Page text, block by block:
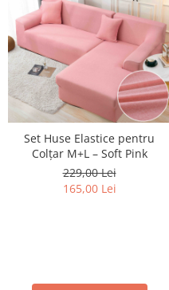
Set Huse Elastice pentru
Colțar M+L – Soft Pink
229,00 Lei
165,00 Lei